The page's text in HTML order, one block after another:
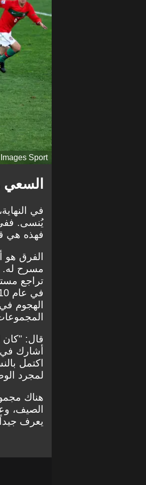
Sport
السعي
يُنسى.
فهذه هي
الفرق هو
تراجع
قال:
أشارك في
اكتمل
لمجرد
هناك
الصيف،
يعرف